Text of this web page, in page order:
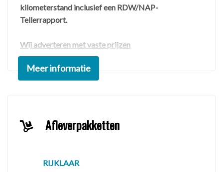
kilometerstand inclusief een RDW/NAP-
Tellerrapport.
Wij adverteren met vaste prijzen
✅ Inclusief €695,- euro reeds gemaakte
rijklaarkosten
✅ Inclusief de BOVAG 40-Puntencheck
Uw auto inruilen?
Meer informatie
Afleverpakketten
RIJKLAAR